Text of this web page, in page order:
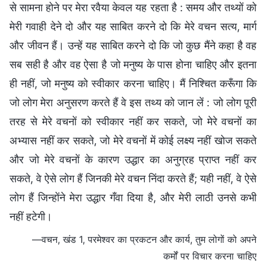
से सामना होने पर मेरा रवैया केवल यह रहता है : समय और तथ्यों को
मेरी गवाही देने दो और यह साबित करने दो कि मेरे वचन सत्य, मार्ग
और जीवन हैं। उन्हें यह साबित करने दो कि जो कुछ मैंने कहा है वह
सब सही है और वह ऐसा है जो मनुष्य के पास होना चाहिए और इतना
ही नहीं, जो मनुष्य को स्वीकार करना चाहिए। मैं निश्चित करूँगा कि
जो लोग मेरा अनुसरण करते हैं वे इस तथ्य को जान लें : जो लोग पूरी
तरह से मेरे वचनों को स्वीकार नहीं कर सकते, जो मेरे वचनों का
अभ्यास नहीं कर सकते, जो मेरे वचनों में कोई लक्ष्य नहीं खोज सकते
और जो मेरे वचनों के कारण उद्धार का अनुग्रह प्राप्त नहीं कर
सकते, वे ऐसे लोग हैं जिनकी मेरे वचन निंदा करते हैं; यही नहीं, वे ऐसे
लोग हैं जिन्होंने मेरा उद्धार गँवा दिया है, और मेरी लाठी उनसे कभी
नहीं हटेगी।
—वचन, खंड 1, परमेश्वर का प्रकटन और कार्य, तुम लोगों को अपने
कर्मों पर विचार करना चाहिए